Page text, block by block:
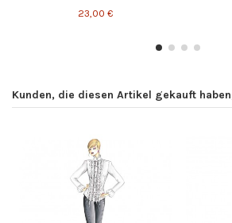
23,00 €
Kunden, die diesen Artikel gekauft